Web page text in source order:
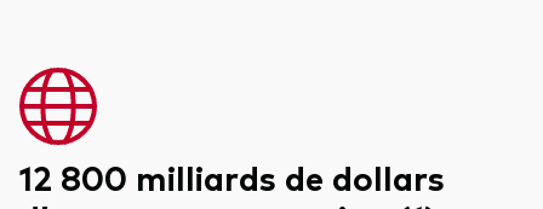
12 800 milliards de dollars